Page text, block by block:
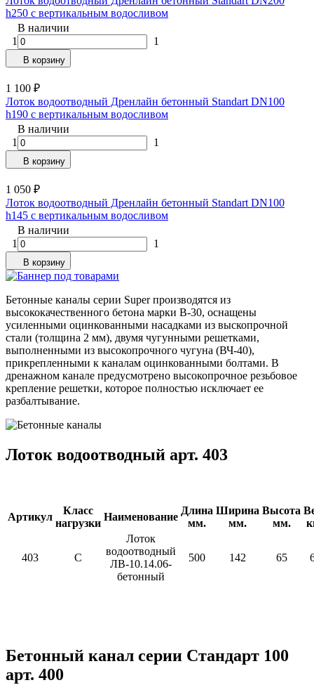
h250 с вертикальным водосливом
В наличии
1
1
В корзину
1 100 ₽
Лоток водоотводный Дренлайн бетонный Standart DN100
h190 с вертикальным водосливом
В наличии
1
1
В корзину
1 050 ₽
Лоток водоотводный Дренлайн бетонный Standart DN100
h145 с вертикальным водосливом
В наличии
1
1
В корзину
Бетонные каналы серии Super производятся из
высококачественного бетона марки В-30, оснащены
усиленными оцинкованными насадками из выскопрочной
стали (толщина 2 мм), двумя чугунными решетками,
выполненными из высокопрочного чугуна (ВЧ-40),
прикрепленными к каналам оцинкованными болтами. В
дренажном канале предусмотрено высокопрочное резьбовое
крепление решетки, которое полностью исключает ее
разбалтывание.
Лоток водоотводный арт. 403
Артикул
Класс
нагрузки
Наименование
Длина
мм.
Ширина
мм.
Высота
мм.
403 C
Лоток
водоотводный
ЛВ-10.14.06-
бетонный
500 142 65
Бетонный канал серии Стандарт 100
арт. 400